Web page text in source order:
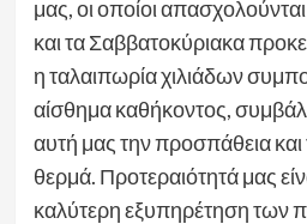
μας, οι οποίοι
και τα Σαββατοκύριακα
η ταλαιπωρία χιλιάδων
αίσθημα καθήκοντος,
αυτή μας την προσπάθεια
θερμά. Προτεραιότητά μας
καλύτερη εξυπηρέτηση των